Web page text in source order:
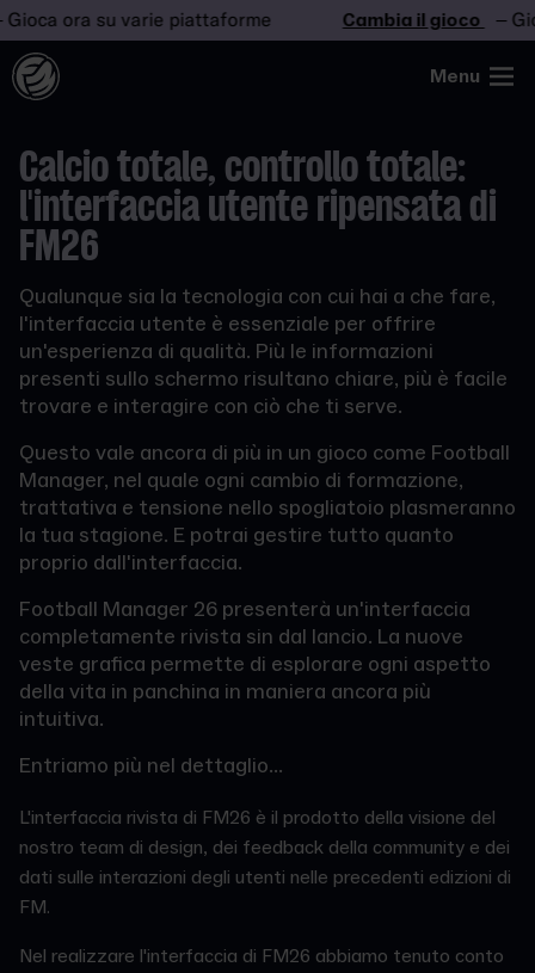
ora su varie piattaforme Cambia il gioco – Gioca
Menu
Calcio totale, controllo totale:
l'interfaccia utente ripensata di
FM26
Qualunque sia la tecnologia con cui hai a che fare,
l'interfaccia utente è essenziale per offrire
un'esperienza di qualità. Più le informazioni
presenti sullo schermo risultano chiare, più è facile
trovare e interagire con ciò che ti serve.
Questo vale ancora di più in un gioco come Football
Manager, nel quale ogni cambio di formazione,
trattativa e tensione nello spogliatoio plasmeranno
la tua stagione. E potrai gestire tutto quanto
proprio dall'interfaccia.
Football Manager 26 presenterà un'interfaccia
completamente rivista sin dal lancio. La nuove
veste grafica permette di esplorare ogni aspetto
della vita in panchina in maniera ancora più
intuitiva.
Entriamo più nel dettaglio...
L'interfaccia rivista di FM26 è il prodotto della visione del
nostro team di design, dei feedback della community e dei
dati sulle interazioni degli utenti nelle precedenti edizioni di
FM.
Nel realizzare l'interfaccia di FM26 abbiamo tenuto conto